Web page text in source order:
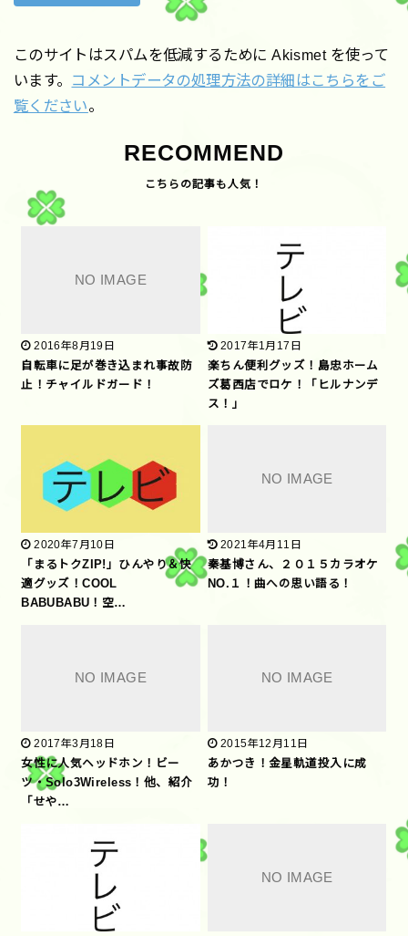
このサイトはスパムを低減するために Akismet を使って
います。 コメントデータの処理方法の詳細はこちらをご
覧ください。
RECOMMEND
2016年8月19日
自転車に足が巻き込まれ事故防
止！チャイルドガード！
2017年1月17日
楽ちん便利グッズ！島忠ホーム
ズ葛西店でロケ！「ヒルナンデ
ス！」
2020年7月10日
「まるトクZIP!」ひんやり＆快
適グッズ！COOL
BABUBABU！空…
2021年4月11日
秦基博さん、２０１５カラオケ
NO.１！曲への思い語る！
2017年3月18日
女性に人気ヘッドホン！ビー
ツ・Solo3Wireless！他、紹介
「せや…
2015年12月11日
あかつき！金星軌道投入に成
功！